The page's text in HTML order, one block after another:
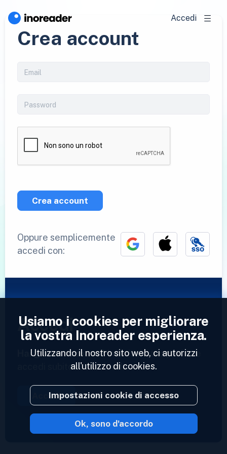
Accedi
Crea account
Crea account
Oppure semplicemente
accedi con:
Accedi
Hai già un account?Inserisci il tuo profilo e
accedi subito ai tuoi feed.
Accedi
2023 © Inoreader
Usiamo i cookies per migliorare
la vostra Inoreader esperienza.
Utilizzando il nostro sito web, ci autorizzi
all'utilizzo di cookies.
Impostazioni cookie di accesso
Ok, sono d'accordo